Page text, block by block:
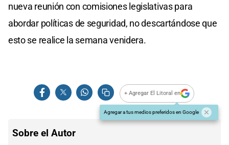
nueva reunión con comisiones legislativas para
abordar políticas de seguridad, no descartándose que
esto se realice la semana venidera.
+ Agregar El Litoral en
Agregar a tus medios preferidos en Google
Sobre el Autor